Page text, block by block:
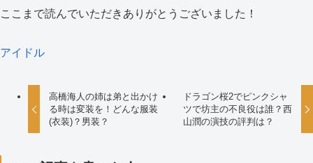
ここまで読んでいただきありがとうございました！
アイドル
高橋海人の姉は弟と出かけ
る時は変装を！どんな服装
(衣装)？男装？
ドラゴン桜2でピンクシャ
ツで坊主の不良役は誰？西
山潤の演技の評判は？